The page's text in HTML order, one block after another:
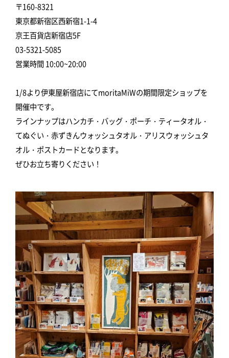
〒160-8321
東京都新宿区西新宿1-1-4
京王百貨店新宿店5F
03-5321-5085
営業時間 10:00~20:00
1/8より伊東屋新宿店にてmoritaMiWの期間限定ショップを
開催中です。
ラインナップはハンカチ・バッグ・ポーチ・ティータオル・
てぬぐい・赤ずきんウォッシュタオル・アリスウォッシュタ
オル・ポストカードとなります。
ぜひお立ち寄りください！